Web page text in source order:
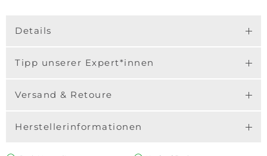
Details
Tipp unserer Expert*innen
Versand & Retoure
Herstellerinformationen